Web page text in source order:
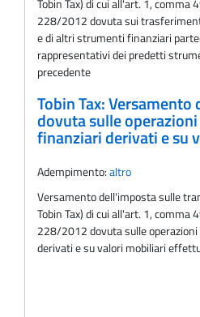
228/2012 dovuta sui
e di altri strumenti finanziari
rappresentativi dei predetti
precedente
Tobin Tax:
dovuta sulle
finanziari derivati e su
Adempimento:altro
Versamento dell'imposta sulle
Tobin Tax) di cui all'art. 1, comma
228/2012 dovuta sulle
derivati e su valori mobiliari